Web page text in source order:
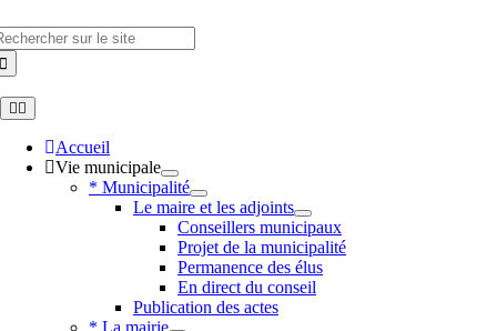
to
content
Toggle
Navigation
Accueil
Vie municipale
* Municipalité
Le maire et les adjoints
Conseillers municipaux
Projet de la municipalité
Permanence des élus
En direct du conseil
Publication des actes
* La mairie